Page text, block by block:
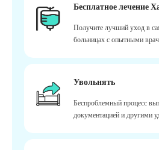
Бесплатное лечение
Получите лучший уход в
больницах с опытными
Увольнять
Беспроблемный процесс
документацией и другими